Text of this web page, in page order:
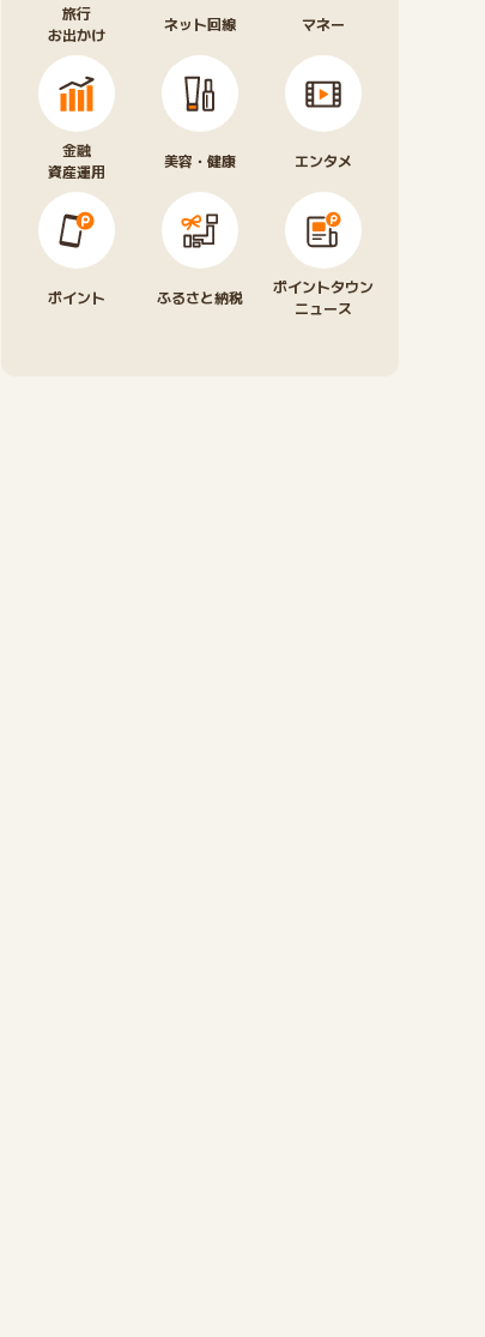
旅行
お出かけ
ネット回線 マネー
金融
資産運用
美容・健康 エンタメ
ポイント ふるさと納税
ポイントタウン
ニュース